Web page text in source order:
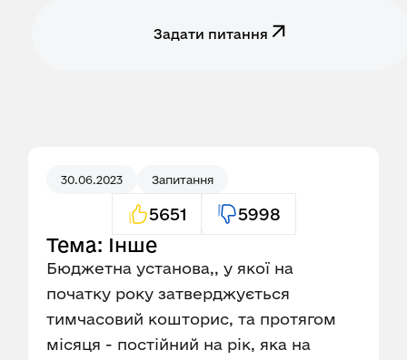
Задати питання
30.06.2023 Запитання
5651 5998
Тема: Інше
Бюджетна установа,, у якої на
початку року затверджується
тимчасовий кошторис, та протягом
місяця - постійний на рік, яка на